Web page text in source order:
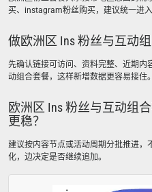
买、instagram粉丝购买，建议统一进入
做欧洲区 Ins 粉丝与互动
先确认链接可访问、资料完整、近期内
动组合套餐，这样新增数据更容易接住。
欧洲区 Ins 粉丝与互动组
更稳？
建议按内容节点或活动周期分批推进
化，边决定是否继续追加。